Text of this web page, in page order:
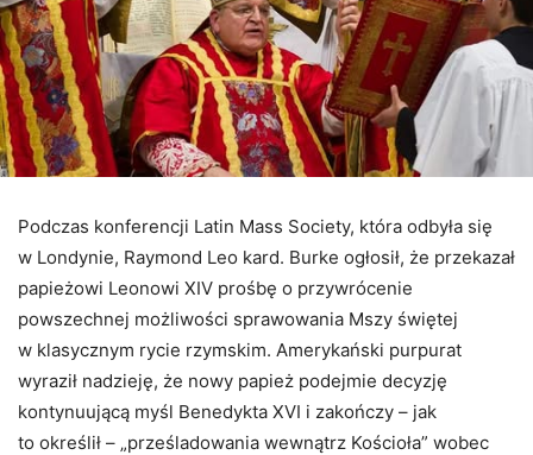
Podczas konferencji Latin Mass Society, która odbyła się
w Londynie, Raymond Leo kard. Burke ogłosił, że przekazał
papieżowi Leonowi XIV prośbę o przywrócenie
powszechnej możliwości sprawowania Mszy świętej
w klasycznym rycie rzymskim. Amerykański purpurat
wyraził nadzieję, że nowy papież podejmie decyzję
kontynuującą myśl Benedykta XVI i zakończy – jak
to określił – „prześladowania wewnątrz Kościoła” wobec